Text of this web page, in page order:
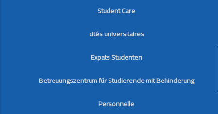
FOOTER
Student Care
cités universitaires
Expats Studenten
Betreuungszentrum für Studierende mit Behinderung
Personnelle